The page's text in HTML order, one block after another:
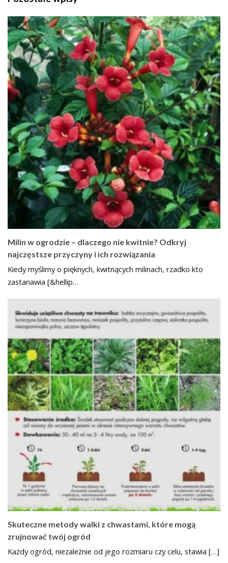
Milin w ogrodzie – dlaczego nie kwitnie? Odkryj
najczęstsze przyczyny i ich rozwiązania
Kiedy myślimy o pięknych, kwitnących milinach, rzadko kto
zastanawia [&hellip…
Skuteczne metody walki z chwastami, które mogą
zrujnować twój ogród
Każdy ogród, niezależnie od jego rozmiaru czy celu, stawia […]